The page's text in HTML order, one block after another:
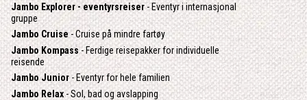
Jambo Explorer - eventyrsreiser- Eventyr i internasjonal
gruppe
Jambo Cruise- Cruise på mindre fartøy
Jambo Kompass- Ferdige reisepakker for individuelle
reisende
Jambo Junior- Eventyr for hele familien
Jambo Relax- Sol, bad og avslapping